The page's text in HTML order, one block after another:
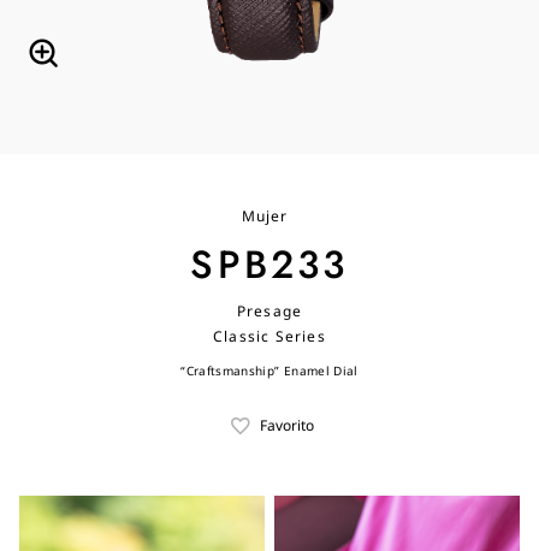
Mujer
SPB233
Presage
Classic Series
“Craftsmanship” Enamel Dial
Favorito